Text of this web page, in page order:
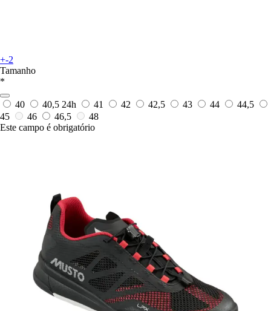
+-2
Tamanho
*
40 40,5 24h 41 42 42,5 43 44
44,5
45
46 46,5
48
Este campo é obrigatório